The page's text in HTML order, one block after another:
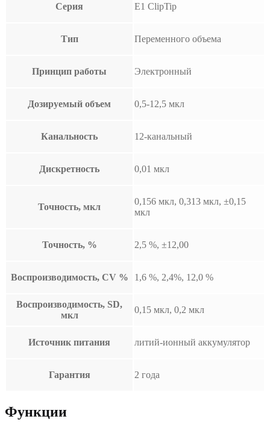
Серия E1 ClipTip
Тип Переменного объема
Принцип работы Электронный
Дозируемый объем 0,5-12,5 мкл
Канальность 12-канальный
Дискретность 0,01 мкл
Точность, мкл
0,156 мкл, 0,313 мкл, ±0,15
мкл
Точность, % 2,5 %, ±12,00
Воспроизводимость, CV % 1,6 %, 2,4%, 12,0 %
Воспроизводимость, SD,
мкл
0,15 мкл, 0,2 мкл
Источник питания литий-ионный аккумулятор
Гарантия 2 года
Функции